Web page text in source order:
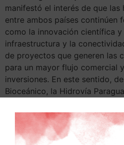
manifestó el interés de que las
entre ambos países continúen
como la innovación científica
infraestructura y la
de proyectos que generen las
para un mayor flujo comercial
inversiones. En este sentido,
Bioceánico, la Hidrovía
Paraguay a las principales
por medio de la conexión a los
ubicados en las costas de los